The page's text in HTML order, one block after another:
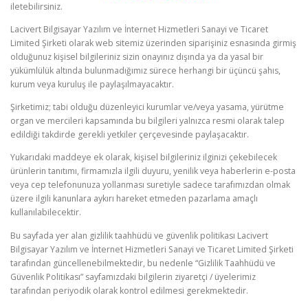
iletebilirsiniz.
Lacivert Bilgisayar Yazılım ve İnternet Hizmetleri Sanayi ve Ticaret
Limited Şirketi olarak web sitemiz üzerinden siparişiniz esnasında girmiş
olduğunuz kişisel bilgileriniz sizin onayınız dışında ya da yasal bir
yükümlülük altında bulunmadığımız sürece herhangi bir üçüncü şahıs,
kurum veya kuruluş ile paylaşılmayacaktır.
Şirketimiz; tabi olduğu düzenleyici kurumlar ve/veya yasama, yürütme
organ ve mercileri kapsamında bu bilgileri yalnızca resmi olarak talep
edildiği takdirde gerekli yetkiler çerçevesinde paylaşacaktır.
Yukarıdaki maddeye ek olarak, kişisel bilgileriniz ilginizi çekebilecek
ürünlerin tanıtımı, firmamızla ilgili duyuru, yenilik veya haberlerin e-posta
veya cep telefonunuza yollanması suretiyle sadece tarafımızdan olmak
üzere ilgili kanunlara aykırı hareket etmeden pazarlama amaçlı
kullanılabilecektir.
Bu sayfada yer alan gizlilik taahhüdü ve güvenlik politikası Lacivert
Bilgisayar Yazılım ve İnternet Hizmetleri Sanayi ve Ticaret Limited Şirketi
tarafından güncellenebilmektedir, bu nedenle “Gizlilik Taahhüdü ve
Güvenlik Politikası” sayfamızdaki bilgilerin ziyaretçi / üyelerimiz
tarafından periyodik olarak kontrol edilmesi gerekmektedir.